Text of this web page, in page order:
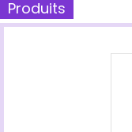
Produits